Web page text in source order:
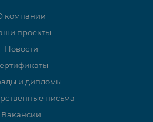
компании
проекты
Новости
и дипломы
письма
Вакансии